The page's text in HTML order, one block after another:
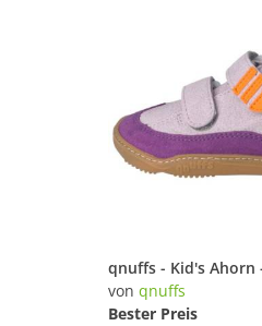
von qnuffs
Bester Preis